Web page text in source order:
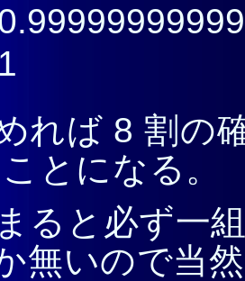
れば 8 割の
とになる。
ると必ず一
無いので当